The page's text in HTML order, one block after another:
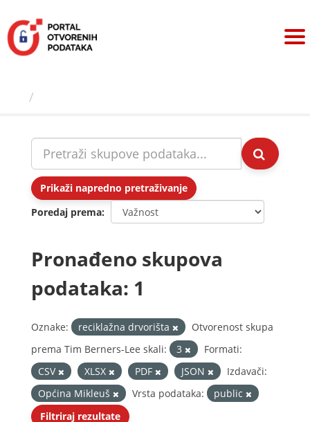
sadržaj
Prikaži napredno pretraživanje
Poredaj prema
Pronađeno skupova
podataka: 1
Oznake: reciklažna drvorišta
Otvorenost skupa
prema Tim Berners-Lee skali:
3
Formati:
CSV
XLSX PDF JSON
Izdavači:
Općina Mikleuš
Vrsta podataka:
public
Filtriraj rezultate